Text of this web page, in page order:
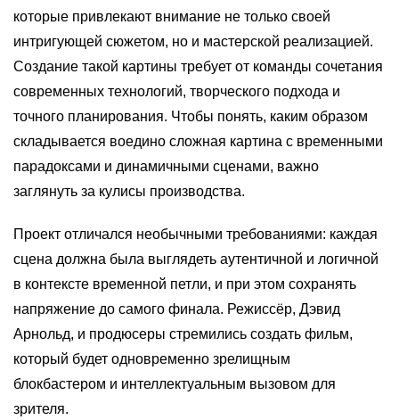
которые привлекают внимание не только своей
интригующей сюжетом, но и мастерской реализацией.
Создание такой картины требует от команды сочетания
современных технологий, творческого подхода и
точного планирования. Чтобы понять, каким образом
складывается воедино сложная картина с временными
парадоксами и динамичными сценами, важно
заглянуть за кулисы производства.
Проект отличался необычными требованиями: каждая
сцена должна была выглядеть аутентичной и логичной
в контексте временной петли, и при этом сохранять
напряжение до самого финала. Режиссёр, Дэвид
Арнольд, и продюсеры стремились создать фильм,
который будет одновременно зрелищным
блокбастером и интеллектуальным вызовом для
зрителя.